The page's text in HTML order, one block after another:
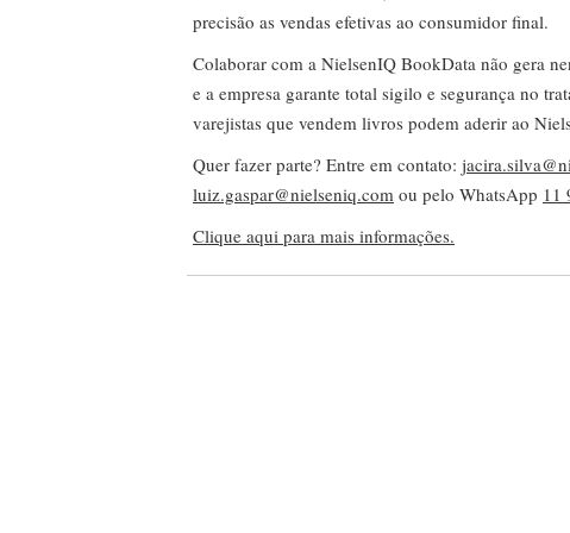
precisão as vendas efetivas ao consumidor final.
Colaborar com a NielsenIQ BookData não gera
e a empresa garante total sigilo e segurança no
varejistas que vendem livros podem aderir ao
Quer fazer parte? Entre em contato:
luiz.gaspar@nielseniq.com ou pelo WhatsApp 11
Clique aqui para mais informações.